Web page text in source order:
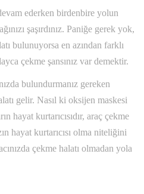
ederken birdenbire yolun
şaşırdınız. Paniğe gerek yok,
bulunuyorsa en azından farklı
çekme şansınız var demektir.
bulundurmanız gereken
gelir. Nasıl ki oksijen maskesi
hayat kurtarıcısıdır, araç çekme
hayat kurtarıcısı olma niteliğini
çekme halatı olmadan yola